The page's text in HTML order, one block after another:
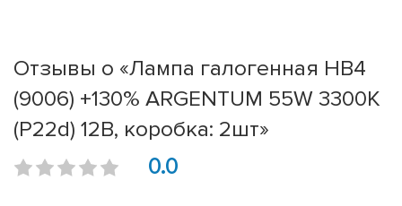
Отзывы о «Лампа галогенная HB4
(9006) +130% ARGENTUM 55W 3300К
(P22d) 12В, коробка: 2шт»
0.0